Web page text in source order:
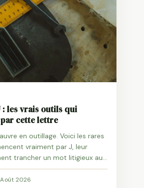
: les vrais outils qui
cette lettre
en outillage. Voici les rares
vraiment par J, leur
trancher un mot litigieux au
2026